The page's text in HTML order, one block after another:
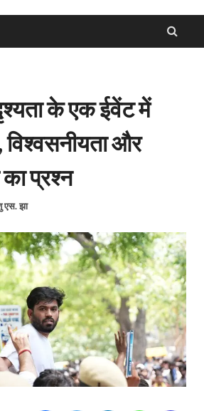
के एक ईवेंट में
और
का प्रश्न
एस. झा